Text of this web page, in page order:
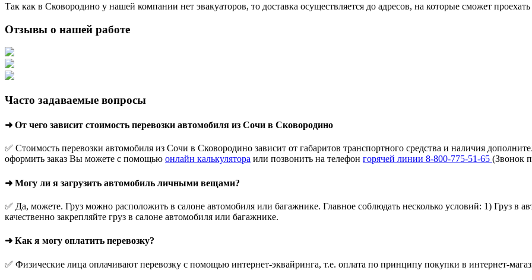
Так как в Сковородино у нашей компании нет эвакуаторов, то доставка осуществляется до адресов, на которые сможет проехать
Отзывы о нашей работе
Часто задаваемые вопросы
➜ От чего зависит стоимость перевозки автомобиля из Сочи в Сковородино
✅ Стоимость перевозки автомобиля из Сочи в Сковородино зависит от габаритов транспортного средства и наличия
оформить заказ Вы можете с помощью онлайн калькулятора или позвонить на телефон горячей линии 8-800-775-51-65 (Звонок
➜ Могу ли я загрузить автомобиль личными вещами?
✅ Да, можете. Груз можно расположить в салоне автомобиля или багажнике. Главное соблюдать несколько условий: 1) Груз в
качественно закрепляйте груз в салоне автомобиля или багажнике.
➜ Как я могу оплатить перевозку?
✅ Физические лица оплачивают перевозку с помощью интернет-эквайринга, т.е. оплата по принципу покупки в интернет-